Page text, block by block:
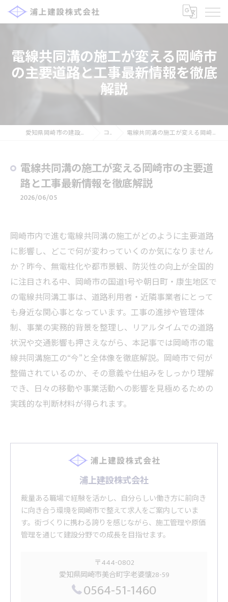
電線共同溝の施工が変える岡崎市
の主要道路と工事最新情報を徹底
解説
愛知県岡崎市の建設の求人なら浦上建設株式会社 コラム 電線共同溝の施工が変える岡崎市の主要道路と工事最新情報を徹底解説
電線共同溝の施工が変える岡崎市の主要道
路と工事最新情報を徹底解説
2026/06/05
岡崎市内で進む電線共同溝の施工がどのように主要道路
に影響し、どこで何が変わっていくのか気になりません
か？昨今、無電柱化や都市景観、防災性の向上が全国的
に注目される中、岡崎市の国道1号や朝日町・康生地区で
の電線共同溝工事は、道路利用者・近隣事業者にとって
も身近な関心事となっています。工事の進捗や管理体
制、事業の実務的背景を整理し、リアルタイムでの道路
状況や交通影響も押さえながら、本記事では岡崎市の電
線共同溝施工の“今”と全体像を徹底解説。岡崎市で何が
整備されているのか、その意義や仕組みをしっかり理解
でき、日々の移動や事業活動への影響を見極めるための
実践的な判断材料が得られます。
浦上建設株式会社
裁量ある職場で経験を活かし、自分らしい働き方に前向き
に向き合う環境を岡崎市で整えて求人をご案内していま
す。街づくりに携わる誇りを感じながら、施工管理や原価
管理を通じて建設分野での成長を目指せます。
〒444-0802
愛知県岡崎市美合町字老婆懐28-59
0564-51-1460